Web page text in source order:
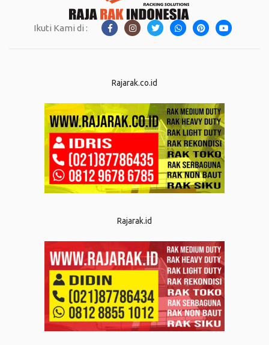
Ikuti Kami di :
Rajarak.co.id
Rajarak.id